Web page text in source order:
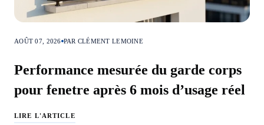
AOÛT 07, 2026 PAR CLÉMENT LEMOINE
Performance mesurée du garde corps
pour fenetre après 6 mois d’usage réel
LIRE L'ARTICLE